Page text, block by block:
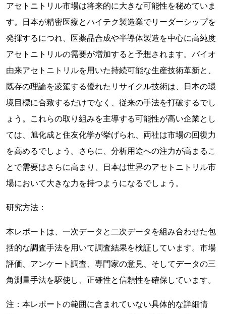
アセトニトリル市場は将来的に大きな可能性を秘めていま
す。日本が精密医療とハイテク製造業でリーダーシップを
発揮するにつれ、医薬品合成や半導体製造を中心に高純度
アセトニトリルの需要が増加すると予想されます。バイオ
由来アセトニトリルを用いた持続可能な生産技術革新と、
既存の理論を凌駕する優れたリサイクル技術は、日本の環
境目標に合致するだけでなく、従来の手法を打破するでし
ょう。これらの取り組みを主導する可能性が高い企業とし
ては、旭化成と住友化学が挙げられ、両社は市場の回復力
を高めるでしょう。さらに、分析用途への注力が高まるこ
とで需要はさらに高まり、日本は世界のアセトニトリル市
場において大きな力を持つようになるでしょう。
研究方法：
本レポートは、一次データと二次データを組み合わせた包
括的な調査手法を用いて調査結果を検証しています。市場
評価、アンケート調査、専門家の意見、そしてデータの三
角測量手法を駆使し、正確性と信頼性を確保しています。
注：本レポートの範囲に含まれていない具体的な詳細情